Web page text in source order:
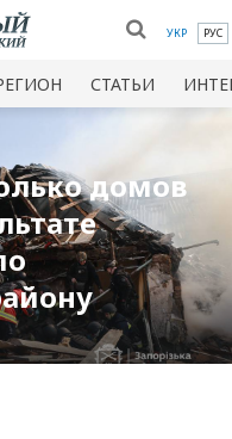
УКР РУС
СТАТЬИ
домов